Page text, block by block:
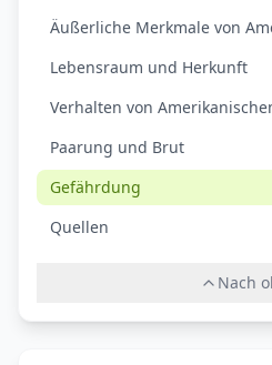
Äußerliche Merkmale von
Lebensraum und Herkunft
Verhalten von
Paarung und Brut
Gefährdung
Quellen
Nach